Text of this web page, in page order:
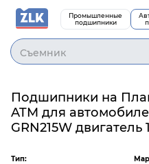
Промышленные
подшипники
Cъемник
Подшипники на
ATM для
GRN215W двигатель
Тип: